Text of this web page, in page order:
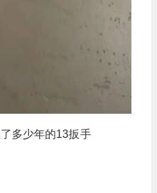
多少年的13扳手